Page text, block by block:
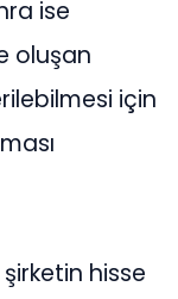
ise
oluşan
için
hisse